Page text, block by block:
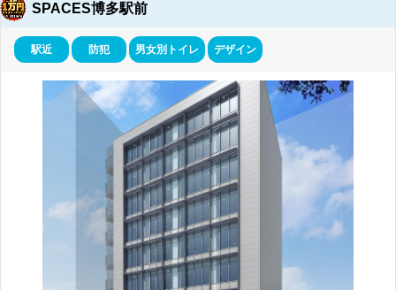
SPACES博多駅前
駅近 防犯 男女別トイレ デザイン